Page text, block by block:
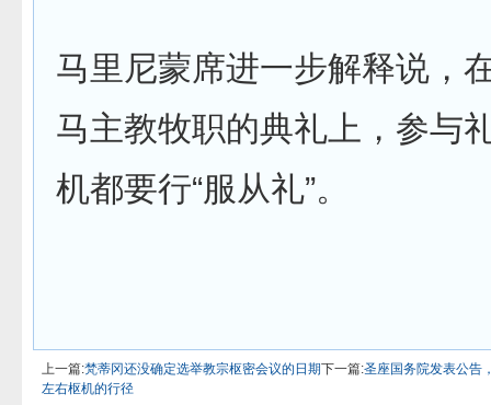
马里尼蒙席进一步解释说，
马主教牧职的典礼上，参与
机都要行“服从礼”。
上一篇:梵蒂冈还没确定选举教宗枢密会议的日期下一篇:圣座国务院发表公告
左右枢机的行径